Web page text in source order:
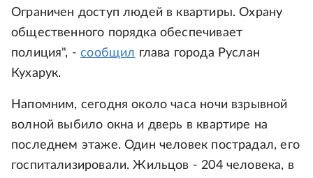
Ограничен доступ людей в квартиры. Охрану
общественного порядка обеспечивает
полиция", -сообщил глава города Руслан
Кухарук.
Напомним, сегодня около часа ночи взрывной
волной выбило окна и дверь в квартире на
последнем этаже. Один человек пострадал, его
госпитализировали. Жильцов - 204 человека, в